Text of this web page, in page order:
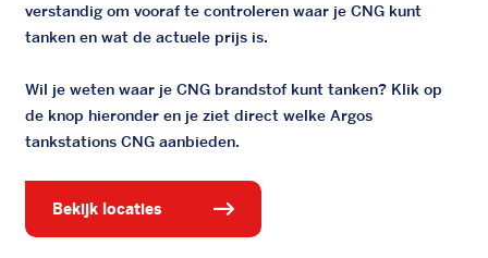
verstandig om vooraf te controleren waar je CNG kunt
tanken en wat de actuele prijs is.
Wil je weten waar je CNG brandstof kunt tanken? Klik op
de knop hieronder en je ziet direct welke Argos
tankstations CNG aanbieden.
bekijk locaties